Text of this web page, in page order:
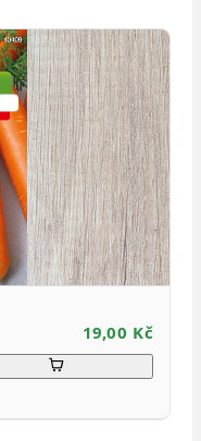
19,00 Kč